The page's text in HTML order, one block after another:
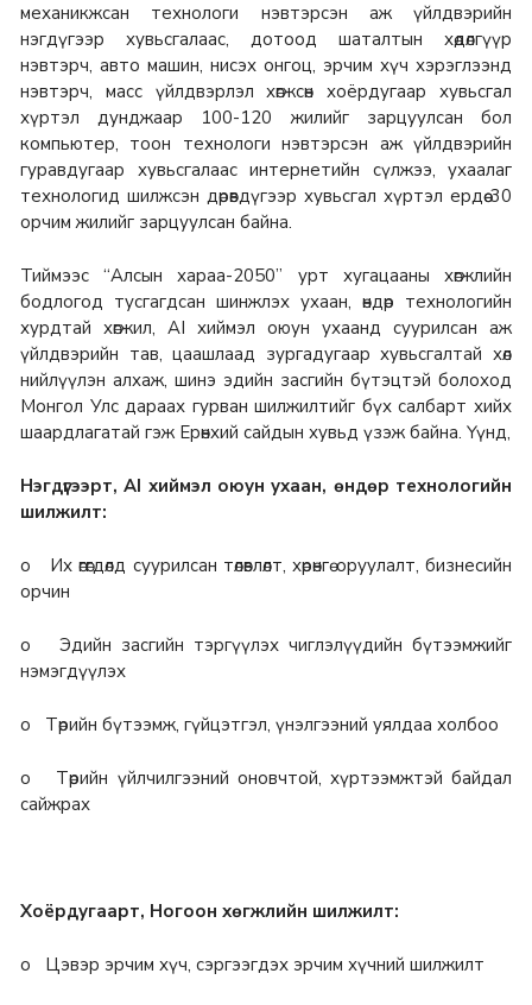
механикжсан технологи нэвтэрсэн аж үйлдвэрийн
нэгдүгээр хувьсгалаас, дотоод шаталтын хөдөлгүүр
нэвтэрч, авто машин, нисэх онгоц, эрчим хүч хэрэглээнд
нэвтэрч, масс үйлдвэрлэл хөгжсөн хоёрдугаар хувьсгал
хүртэл дунджаар 100-120 жилийг зарцуулсан бол
компьютер, тоон технологи нэвтэрсэн аж үйлдвэрийн
гуравдугаар хувьсгалаас интернетийн сүлжээ, ухаалаг
технологид шилжсэн дөрөвдүгээр хувьсгал хүртэл ердөө 30
орчим жилийг зарцуулсан байна.
Тиймээс “Алсын хараа-2050” урт хугацааны хөгжлийн
бодлогод тусгагдсан шинжлэх ухаан, өндөр технологийн
хурдтай хөгжил, AI хиймэл оюун ухаанд суурилсан аж
үйлдвэрийн тав, цаашлаад зургадугаар хувьсгалтай хөл
нийлүүлэн алхаж, шинэ эдийн засгийн бүтэцтэй болоход
Монгол Улс дараах гурван шилжилтийг бүх салбарт хийх
шаардлагатай гэж Ерөнхий сайдын хувьд үзэж байна. Үүнд,
Нэгдүгээрт, AI хиймэл оюун ухаан, өндөр технологийн
шилжилт:
o Их өгөгдөлд суурилсан төлөвлөлт, хөрөнгө оруулалт, бизнесийн
орчин
o Эдийн засгийн тэргүүлэх чиглэлүүдийн бүтээмжийг
нэмэгдүүлэх
o Төрийн бүтээмж, гүйцэтгэл, үнэлгээний уялдаа холбоо
o Төрийн үйлчилгээний оновчтой, хүртээмжтэй байдал
сайжрах
Хоёрдугаарт, Ногоон хөгжлийн шилжилт:
o Цэвэр эрчим хүч, сэргээгдэх эрчим хүчний шилжилт